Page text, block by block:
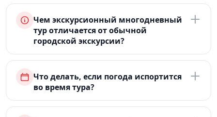
Чем экскурсионный многодневный
тур отличается от обычной
городской экскурсии?
Что делать, если погода испортится
во время тура?